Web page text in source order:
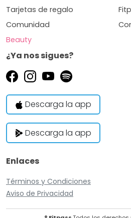
Tarjetas de regalo
Comunidad
Beauty
¿Ya nos sigues?
Descarga la app
Descarga la app
Enlaces
Términos y Condiciones
Aviso de Privacidad